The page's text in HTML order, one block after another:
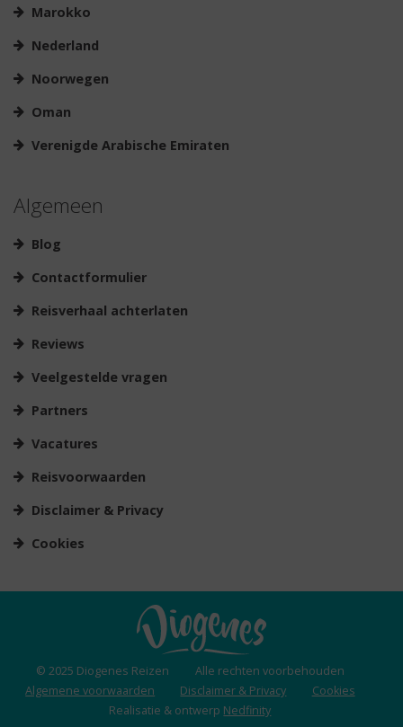
Marokko
Nederland
Noorwegen
Oman
Verenigde Arabische Emiraten
Algemeen
Blog
Contactformulier
Reisverhaal achterlaten
Reviews
Veelgestelde vragen
Partners
Vacatures
Reisvoorwaarden
Disclaimer & Privacy
Cookies
© 2025 Diogenes Reizen
Alle rechten voorbehouden
Algemene voorwaarden
Disclaimer & Privacy
Cookies
Realisatie & ontwerp Nedfinity